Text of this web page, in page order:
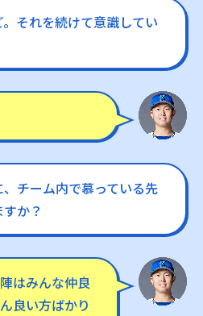
それを続けて意識してい
、チーム内で慕っている先
か？
はみんな仲良
良い方ばかり